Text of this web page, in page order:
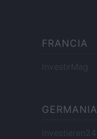
FRANCIA
InvestirMag
GERMANIA
Investieren24